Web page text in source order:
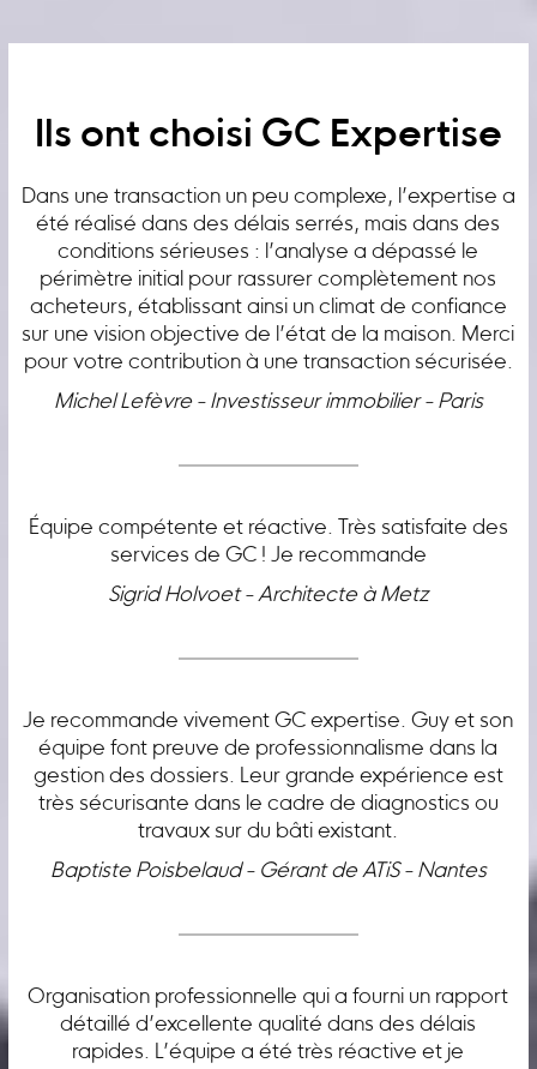
Ils ont choisi GC Expertise
Dans une transaction un peu complexe, l’expertise a
été réalisé dans des délais serrés, mais dans des
conditions sérieuses : l’analyse a dépassé le
périmètre initial pour rassurer complètement nos
acheteurs, établissant ainsi un climat de confiance
sur une vision objective de l’état de la maison. Merci
pour votre contribution à une transaction sécurisée.
Michel Lefèvre - Investisseur immobilier - Paris
Équipe compétente et réactive. Très satisfaite des
services de GC ! Je recommande
Sigrid Holvoet - Architecte à Metz
Je recommande vivement GC expertise. Guy et son
équipe font preuve de professionnalisme dans la
gestion des dossiers. Leur grande expérience est
très sécurisante dans le cadre de diagnostics ou
travaux sur du bâti existant.
Baptiste Poisbelaud - Gérant de ATiS - Nantes
Organisation professionnelle qui a fourni un rapport
détaillé d’excellente qualité dans des délais
rapides. L’équipe a été très réactive et je